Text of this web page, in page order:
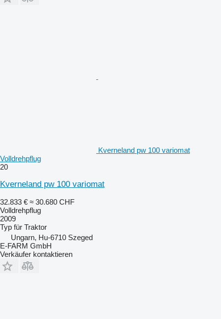
Kverneland pw 100 variomat
Volldrehpflug
20
Kverneland pw 100 variomat
32.833 € ≈ 30.680 CHF
Volldrehpflug
2009
Typ für Traktor
Ungarn, Hu-6710 Szeged
E-FARM GmbH
Verkäufer kontaktieren